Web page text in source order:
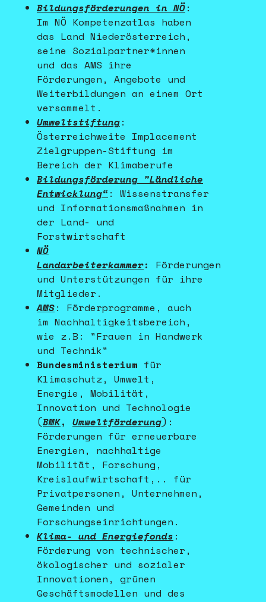
Bildungsförderungen in NÖ:
Im NÖ Kompetenzatlas haben
das Land Niederösterreich,
seine Sozialpartner*innen
und das AMS ihre
Förderungen, Angebote und
Weiterbildungen an einem Ort
versammelt.
Umweltstiftung:
Österreichweite Implacement
Zielgruppen-Stiftung im
Bereich der Klimaberufe
Bildungsförderung "Ländliche
Entwicklung“ : Wissenstransfer
und Informationsmaßnahmen in
der Land- und
Forstwirtschaft
NÖ
Landarbeiterkammer: Förderungen
und Unterstützungen für ihre
Mitglieder.
AMS: Förderprogramme, auch
im Nachhaltigkeitsbereich,
wie z.B: "Frauen in Handwerk
und Technik"
Bundesministerium für
Klimaschutz, Umwelt,
Energie, Mobilität,
Innovation und Technologie
(BMK, Umweltförderung):
Förderungen für erneuerbare
Energien, nachhaltige
Mobilität, Forschung,
Kreislaufwirtschaft,.. für
Privatpersonen, Unternehmen,
Gemeinden und
Forschungseinrichtungen.
Klima- und Energiefonds :
Förderung von technischer,
ökologischer und sozialer
Innovationen, grünen
Geschäftsmodellen und des